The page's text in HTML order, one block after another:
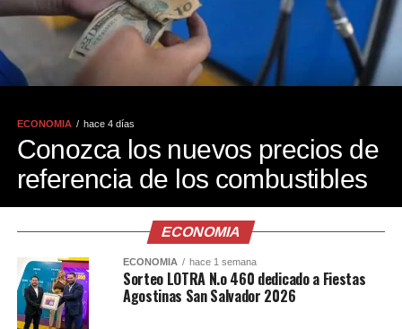
ECONOMIA hace 4 días
Conozca los nuevos precios de
referencia de los combustibles
ECONOMIA
ECONOMIA hace 1 semana
Sorteo LOTRA N.o 460 dedicado a Fiestas
Agostinas San Salvador 2026